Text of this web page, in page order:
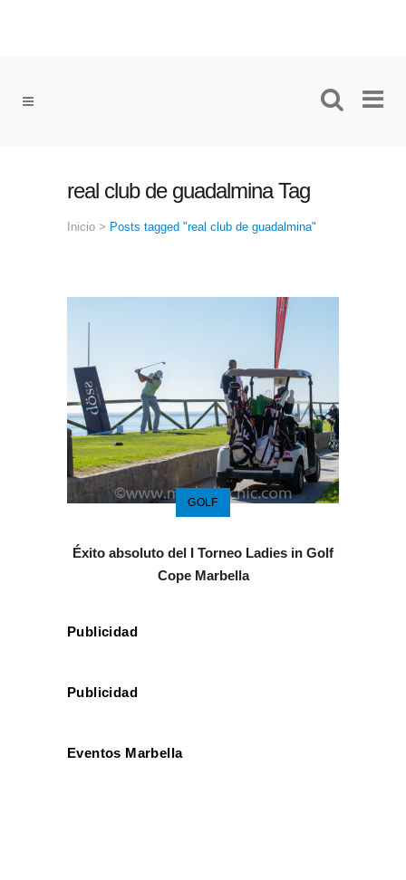
real club de guadalmina Tag
Inicio > Posts tagged "real club de guadalmina"
GOLF
Éxito absoluto del I Torneo Ladies in Golf
Cope Marbella
Publicidad
Publicidad
Eventos Marbella